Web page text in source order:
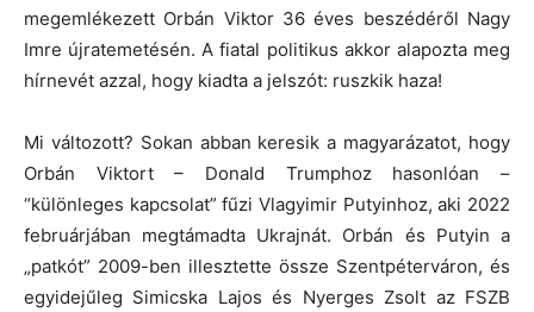
megemlékezett Orbán Viktor 36 éves beszédéről Nagy
Imre újratemetésén. A fiatal politikus akkor alapozta meg
hírnevét azzal, hogy kiadta a jelszót: ruszkik haza!
Mi változott? Sokan abban keresik a magyarázatot, hogy
Orbán Viktort – Donald Trumphoz hasonlóan –
“különleges kapcsolat” fűzi Vlagyimir Putyinhoz, aki 2022
februárjában megtámadta Ukrajnát. Orbán és Putyin a
„patkót” 2009-ben illesztette össze Szentpéterváron, és
egyidejűleg Simicska Lajos és Nyerges Zsolt az FSZB